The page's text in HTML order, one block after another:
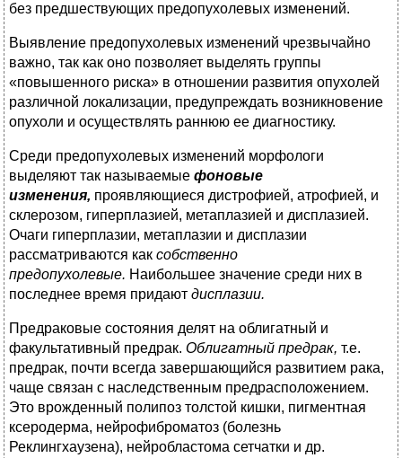
без предшествующих предопухолевых изменений.
Выявление предопухолевых изменений чрезвычайно
важно, так как оно позволяет выделять группы
«повышенного риска» в отношении развития опухолей
различной локализации, предупреждать возникновение
опухоли и осуществлять раннюю ее диагностику.
Среди предопухолевых изменений морфологи
выделяют так называемые фоновые
изменения, проявляющиеся дистрофией, атрофией, и
склерозом, гиперплазией, метаплазией и дисплазией.
Очаги гиперплазии, метаплазии и дисплазии
рассматриваются как собственно
предопухолевые. Наибольшее значение среди них в
последнее время придают дисплазии.
Предраковые состояния делят на облигатный и
факультативный предрак. Облигатный предрак, т.е.
предрак, почти всегда завершающийся развитием рака,
чаще связан с наследственным предрасположением.
Это врожденный полипоз толстой кишки, пигментная
ксеродерма, нейрофиброматоз (болезнь
Реклингхаузена), нейробластома сетчатки и др.